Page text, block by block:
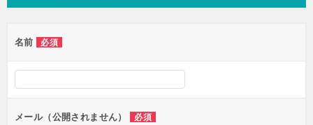
名前 必須
メール（公開されません） 必須